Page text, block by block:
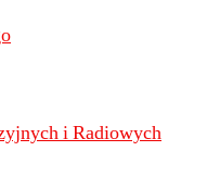
i Radiowych